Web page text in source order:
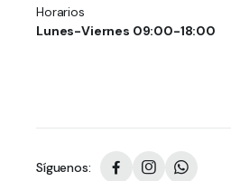
Horarios
Lunes-Viernes 09:00-18:00
Síguenos: